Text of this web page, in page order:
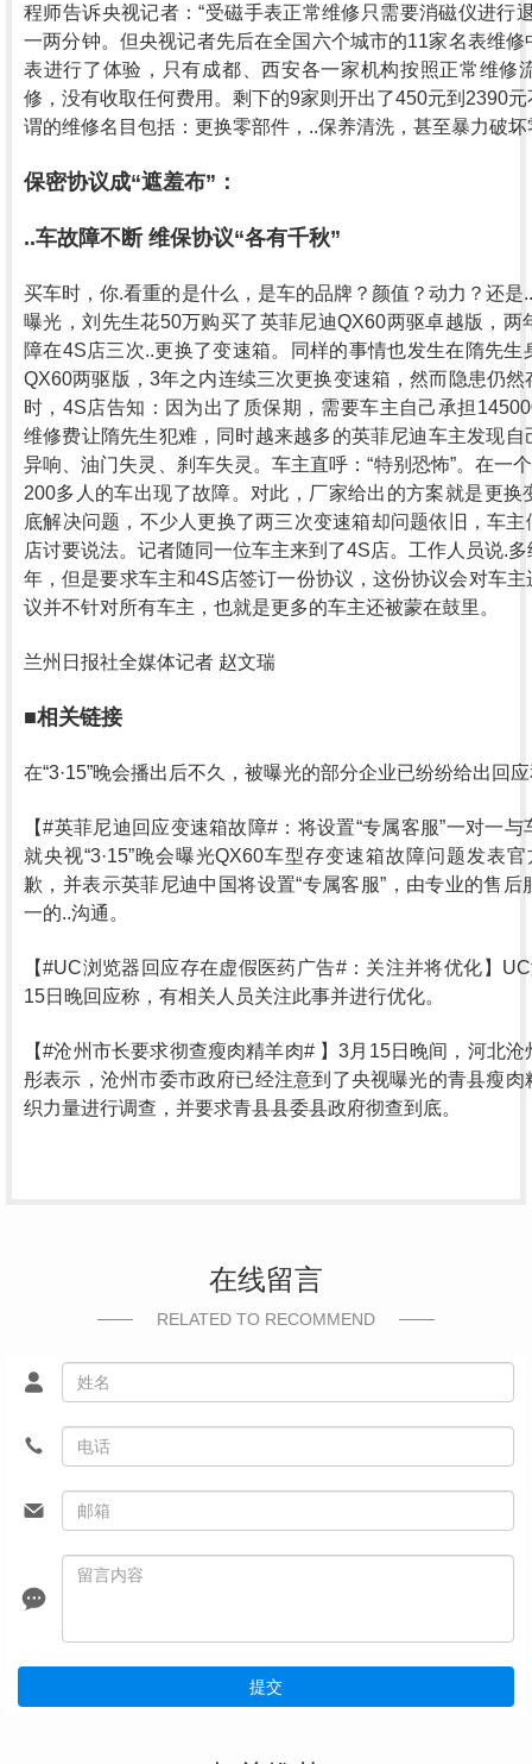
程师告诉央视记者：“受磁手表正常维修只需要消磁仪进行
一两分钟。但央视记者先后在全国六个城市的11家名表维
表进行了体验，只有成都、西安各一家机构按照正常维修
修，没有收取任何费用。剩下的9家则开出了450元到2390
谓的维修名目包括：更换零部件，..保养清洗，甚至暴力破
保密协议成“遮羞布”：
..车故障不断 维保协议“各有千秋”
买车时，你.看重的是什么，是车的品牌？颜值？动力？还是
曝光，刘先生花50万购买了英菲尼迪QX60两驱卓越版，两
障在4S店三次..更换了变速箱。同样的事情也发生在隋先生
QX60两驱版，3年之内连续三次更换变速箱，然而隐患仍
时，4S店告知：因为出了质保期，需要车主自己承担
维修费让隋先生犯难，同时越来越多的英菲尼迪车主发现
异响、油门失灵、刹车失灵。车主直呼：“特别恐怖”。在一
200多人的车出现了故障。对此，厂家给出的方案就是更换
底解决问题，不少人更换了两三次变速箱却问题依旧，车
店讨要说法。记者随同一位车主来到了4S店。工作人员说.
年，但是要求车主和4S店签订一份协议，这份协议会对车
议并不针对所有车主，也就是更多的车主还被蒙在鼓里。
兰州日报社全媒体记者 赵文瑞
■相关链接
在“3·15”晚会播出后不久，被曝光的部分企业已纷纷给出回
【#英菲尼迪回应变速箱故障#：将设置“专属客服”一对一
就央视“3·15”晚会曝光QX60车型存变速箱故障问题发表
歉，并表示英菲尼迪中国将设置“专属客服”，由专业的售
一的..沟通。
【#UC浏览器回应存在虚假医药广告#：关注并将优化】
15日晚回应称，有相关人员关注此事并进行优化。
【#沧州市长要求彻查瘦肉精羊肉# 】3月15日晚间，河北
彤表示，沧州市委市政府已经注意到了央视曝光的青县瘦
织力量进行调查，并要求青县县委县政府彻查到底。
在线留言
RELATED TO RECOMMEND
提交